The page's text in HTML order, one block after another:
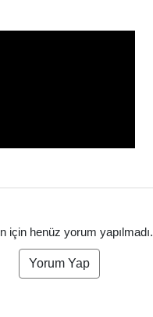
için henüz yorum yapılmadı.
Yorum Yap